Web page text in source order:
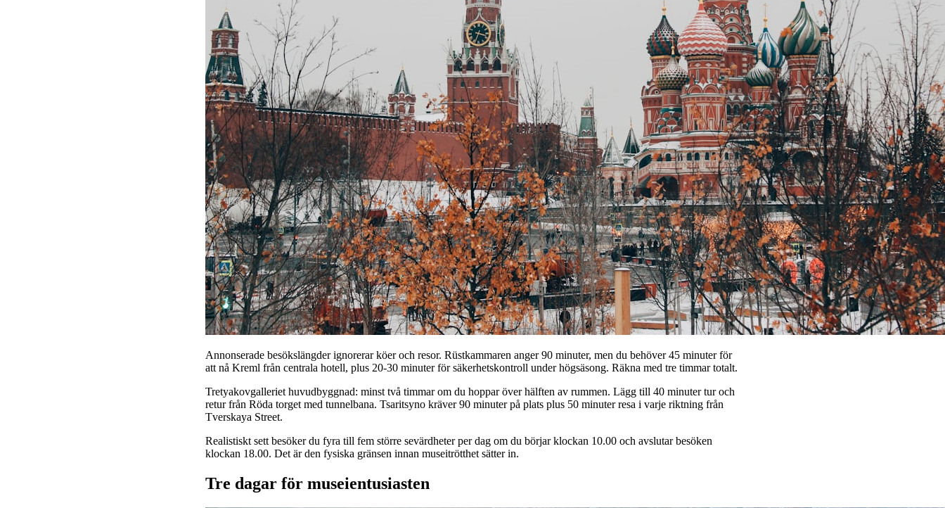
Annonserade besökslängder ignorerar köer och resor. Rüstkammaren anger 90 minuter, men du behöver 45 minuter för
att nå Kreml från centrala hotell, plus 20-30 minuter för säkerhetskontroll under högsäsong. Räkna med tre timmar totalt.
Tretyakovgalleriet huvudbyggnad: minst två timmar om du hoppar över hälften av rummen. Lägg till 40 minuter tur och
retur från Röda torget med tunnelbana. Tsaritsyno kräver 90 minuter på plats plus 50 minuter resa i varje riktning från
Tverskaya Street.
Realistiskt sett besöker du fyra till fem större sevärdheter per dag om du börjar klockan 10.00 och avslutar besöken
klockan 18.00. Det är den fysiska gränsen innan museitrötthet sätter in.
Tre dagar för museientusiasten